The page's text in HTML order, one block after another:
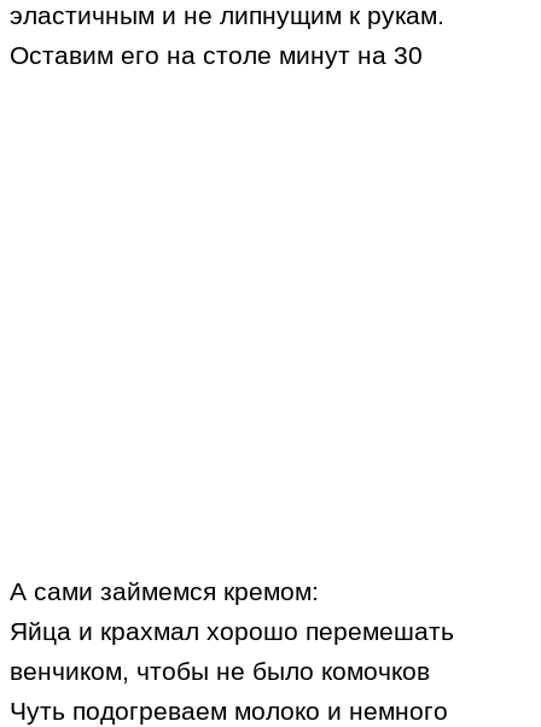
эластичным и не липнущим к рукам.
Оставим его на столе минут на 30
А сами займемся кремом:
Яйца и крахмал хорошо перемешать
венчиком, чтобы не было комочков
Чуть подогреваем молоко и немного